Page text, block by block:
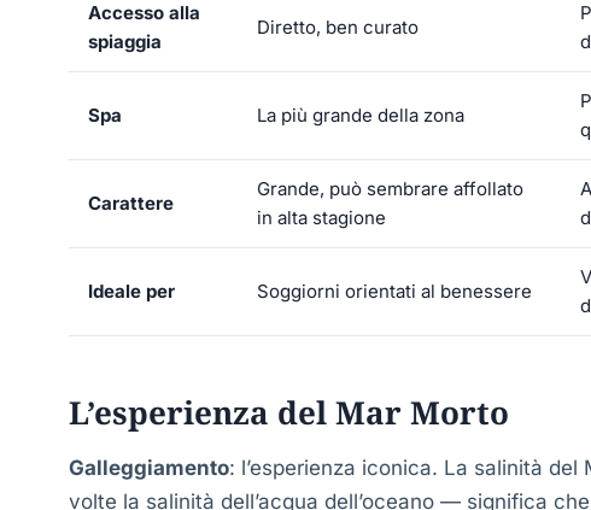
Accesso alla
spiaggia
Diretto, ben curato
Spa La più grande della zona
Carattere
Grande, può sembrare affollato
in alta stagione
Ideale per Soggiorni orientati al benessere
L’esperienza del Mar Morto
Galleggiamento: l’esperienza iconica. La salinità
volte la salinità dell’acqua dell’oceano — significa